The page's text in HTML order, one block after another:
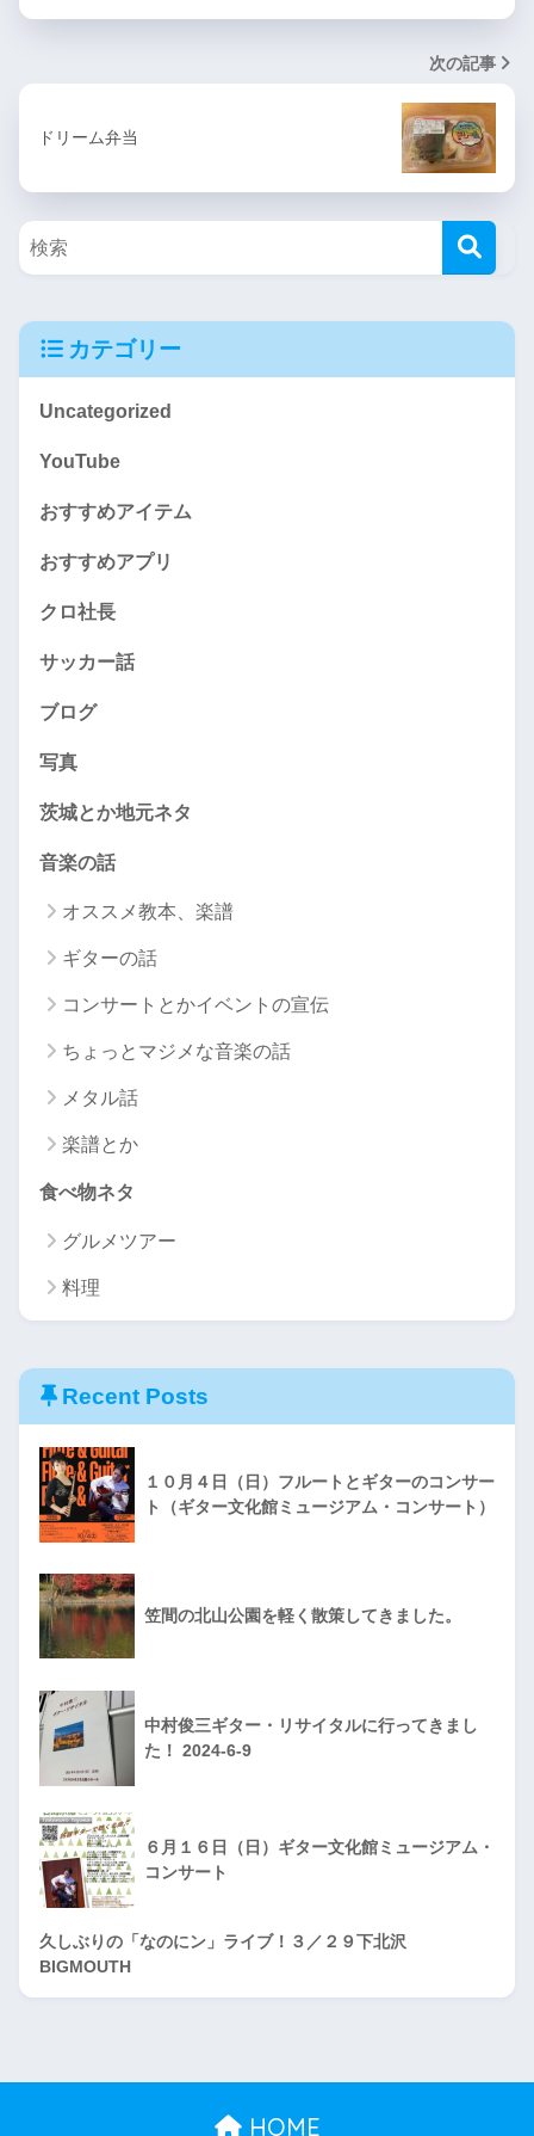
次の記事
ドリーム弁当
カテゴリー
Uncategorized
YouTube
おすすめアイテム
おすすめアプリ
クロ社長
サッカー話
ブログ
写真
茨城とか地元ネタ
音楽の話
オススメ教本、楽譜
ギターの話
コンサートとかイベントの宣伝
ちょっとマジメな音楽の話
メタル話
楽譜とか
食べ物ネタ
グルメツアー
料理
Recent Posts
１０月４日（日）フルートとギターのコンサー
ト（ギター文化館ミュージアム・コンサート）
笠間の北山公園を軽く散策してきました。
中村俊三ギター・リサイタルに行ってきまし
た！ 2024-6-9
６月１６日（日）ギター文化館ミュージアム・
コンサート
久しぶりの「なのにン」ライブ！３／２９下北沢
BIGMOUTH
HOME